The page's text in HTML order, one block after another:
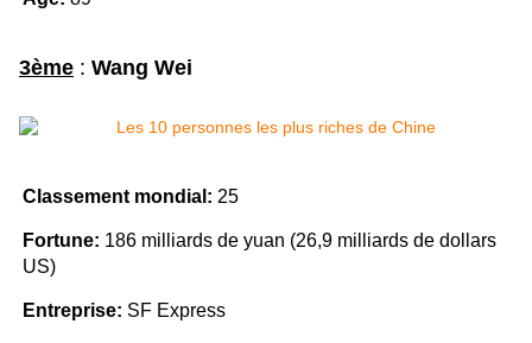
3ème : Wang Wei
Classement mondial: 25
Fortune: 186 milliards de yuan (26,9 milliards de dollars
US)
Entreprise: SF Express